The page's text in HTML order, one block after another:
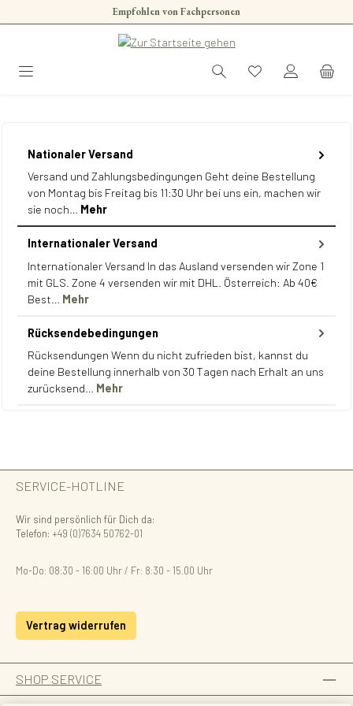
Zum Hauptinhalt springenEmpfohlen von Fachpersonen
Nationaler Versand
Versand und Zahlungsbedingungen Geht deine Bestellung
von Montag bis Freitag bis 11:30 Uhr bei uns ein, machen wir
sie noch… Mehr
Internationaler Versand
Internationaler Versand In das Ausland versenden wir Zone 1
mit GLS. Zone 4 versenden wir mit DHL. Österreich: Ab 40€
Best… Mehr
Rücksendebedingungen
Rücksendungen Wenn du nicht zufrieden bist, kannst du
deine Bestellung innerhalb von 30 Tagen nach Erhalt an uns
zurücksend… Mehr
SERVICE-HOTLINE
Wir sind persönlich für Dich da:
Telefon: +49 (0)7634 50762-01
Mo-Do: 08:30 - 16:00 Uhr / Fr: 8:30 - 15.00 Uhr
Vertrag widerrufen
SHOP SERVICE